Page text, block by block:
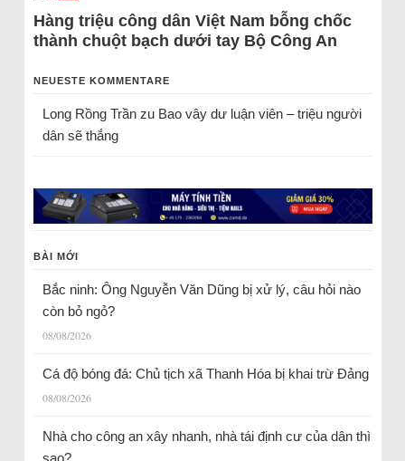
Hàng triệu công dân Việt Nam bỗng chốc
thành chuột bạch dưới tay Bộ Công An
NEUESTE KOMMENTARE
Long Rồng Trầnzu Bao vây dư luận viên – triệu người
dân sẽ thắng
BÀI MỚI
Bắc ninh: Ông Nguyễn Văn Dũng bị xử lý, câu hỏi nào
còn bỏ ngỏ?
08/08/2026
Cá độ bóng đá: Chủ tịch xã Thanh Hóa bị khai trừ Đảng
08/08/2026
Nhà cho công an xây nhanh, nhà tái định cư của dân thì
sao?